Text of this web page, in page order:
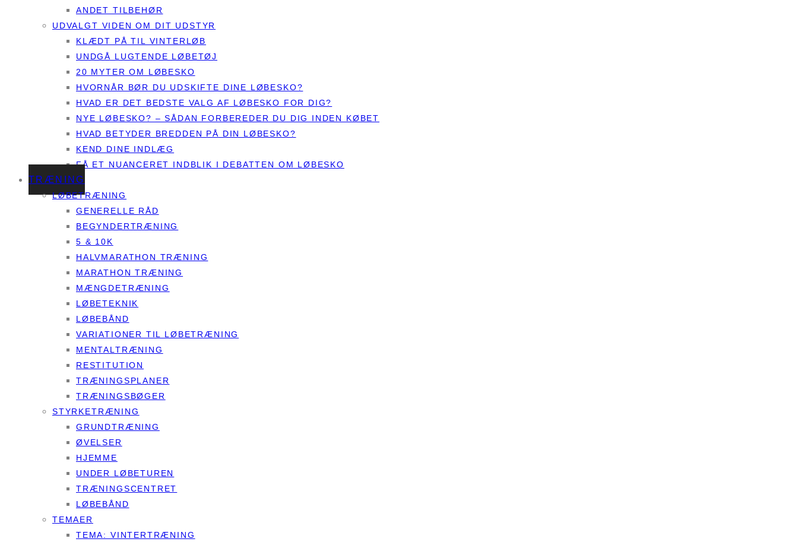
ANDET TILBEHØR
UDVALGT VIDEN OM DIT UDSTYR
KLÆDT PÅ TIL VINTERLØB
UNDGÅ LUGTENDE LØBETØJ
20 MYTER OM LØBESKO
HVORNÅR BØR DU UDSKIFTE DINE LØBESKO?
HVAD ER DET BEDSTE VALG AF LØBESKO FOR DIG?
NYE LØBESKO? – SÅDAN FORBEREDER DU DIG INDEN KØBET
HVAD BETYDER BREDDEN PÅ DIN LØBESKO?
KEND DINE INDLÆG
FÅ ET NUANCERET INDBLIK I DEBATTEN OM LØBESKO
TRÆNING
LØBETRÆNING
GENERELLE RÅD
BEGYNDERTRÆNING
5 & 10K
HALVMARATHON TRÆNING
MARATHON TRÆNING
MÆNGDETRÆNING
LØBETEKNIK
LØBEBÅND
VARIATIONER TIL LØBETRÆNING
MENTALTRÆNING
RESTITUTION
TRÆNINGSPLANER
TRÆNINGSBØGER
STYRKETRÆNING
GRUNDTRÆNING
ØVELSER
HJEMME
UNDER LØBETUREN
TRÆNINGSCENTRET
LØBEBÅND
TEMAER
TEMA: VINTERTRÆNING